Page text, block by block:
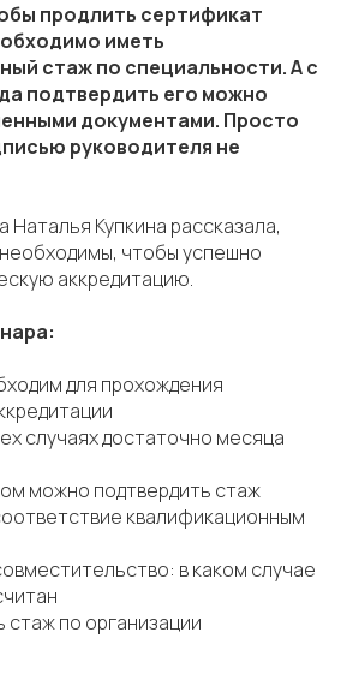
продлить сертификат
иметь
стаж по специальности. А с
подтвердить его можно
документами. Просто
руководителя не
Наталья Купкина рассказала,
чтобы успешно
аккредитацию.
для прохождения
случаях достаточно месяца
можно подтвердить стаж
квалификационным
в каком случае
стаж по организации